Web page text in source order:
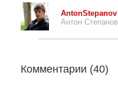
AntonStepanov
Антон Степанов
Комментарии (40)